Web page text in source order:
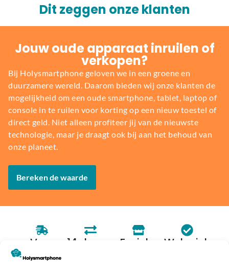
Dit zeggen onze klanten
Jouw oude apparaat inruilen of
verkopen?
Bij Holysmartphone geloven we in een groene en
duurzamere wereld. Daarom bieden wij onze klanten de
mogelijkheid om een oude smartphone, tablet, laptop of
console in te ruilen voor korting op een nieuw toestel of
direct geld. Niet alleen profiteer jij van de nieuwste
technologie, maar je draagt ook bij aan het behoud van
onze planeet.
Bereken de waarde
Voor
16:00
14 dagen
Fysieke
Webwink